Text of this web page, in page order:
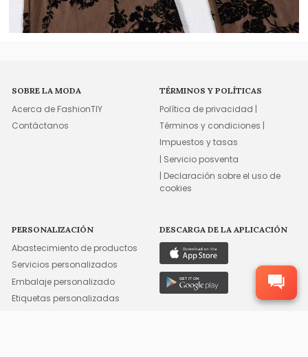
SOBRE LA MODA
Acerca de FashionTIY
Contáctanos
TÉRMINOS Y POLÍTICAS
Política de privacidad |
Términos y condiciones |
Impuestos y tasas
| Servicio posventa
| Declaración sobre el uso de
cookies
PERSONALIZACIÓN
Abastecimiento de productos
Servicios personalizados
Embalaje personalizado
Etiquetas personalizadas
DESCARGA DE LA APLICACIÓN